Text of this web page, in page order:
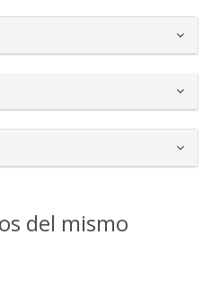
del mismo